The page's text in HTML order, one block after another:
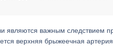
являются важным следствием
верхняя брыжеечная